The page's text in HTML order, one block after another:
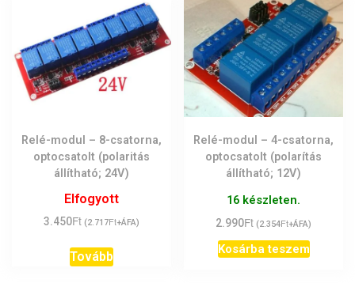
Relé-modul – 8-csatorna,
optocsatolt (polaritás
állítható; 24V)
Elfogyott
3.450Ft (2.717Ft+ÁFA)
Tovább
Relé-modul – 4-csatorna,
optocsatolt (polarítás
állítható; 12V)
16 készleten.
2.990Ft (2.354Ft+ÁFA)
Kosárba teszem